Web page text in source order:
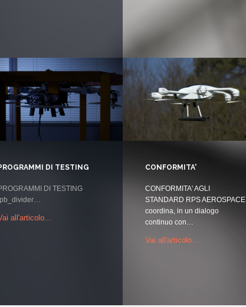
DI TESTING
DI TESTING
all'articolo...
CONFORMITA'
CONFORMITA' AGLI
STANDARD RPS AEROSPACE
coordina, in un dialogo
continuo con…
Vai all'articolo...